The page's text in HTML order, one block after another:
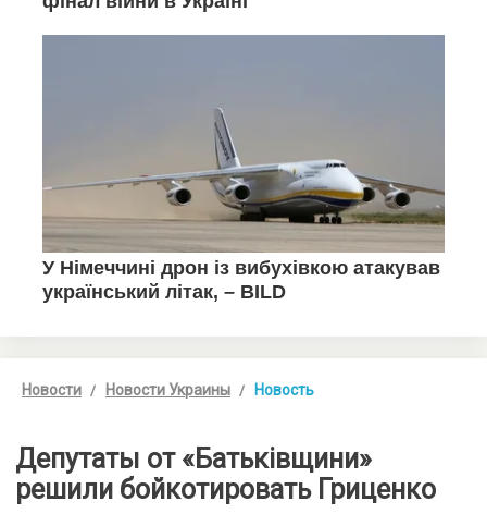
Новости Новости Украины Новость
Депутаты от «Батьківщини»
решили бойкотировать Гриценко